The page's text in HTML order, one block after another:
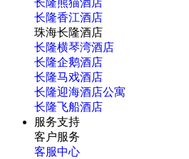
长隆香江酒店
珠海长隆酒店
长隆横琴湾酒店
长隆企鹅酒店
长隆马戏酒店
长隆迎海酒店公寓
长隆飞船酒店
服务支持
客户服务
客服中心